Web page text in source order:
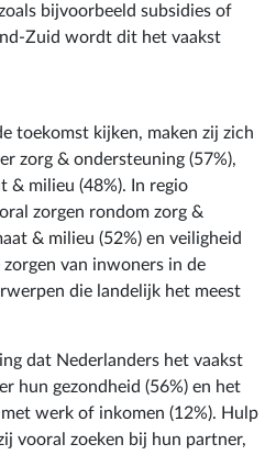
bijvoorbeeld subsidies of
Zuid wordt dit het vaakst
toekomst kijken, maken zij zich
zorg & ondersteuning (57%),
& milieu (48%). In regio
zorgen rondom zorg &
& milieu (52%) en veiligheid
van inwoners in de
die landelijk het meest
dat Nederlanders het vaakst
hun gezondheid (56%) en het
werk of inkomen (12%). Hulp
vooral zoeken bij hun partner,